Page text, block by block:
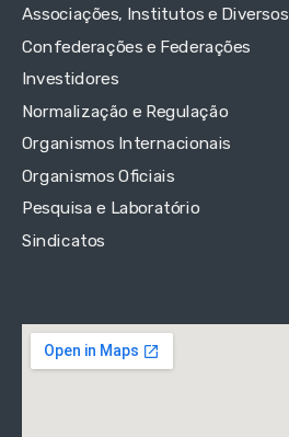
Associações, Institutos e Diversos
Confederações e Federações
Investidores
Normalização e Regulação
Organismos Internacionais
Organismos Oficiais
Pesquisa e Laboratório
Sindicatos